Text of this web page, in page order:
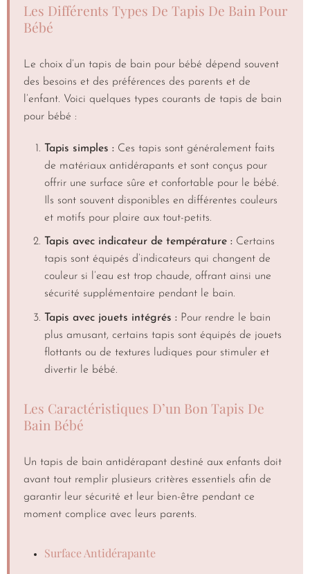
Les Différents Types De Tapis De Bain Pour
Bébé
Le choix d’un tapis de bain pour bébé dépend souvent
des besoins et des préférences des parents et de
l’enfant. Voici quelques types courants de tapis de bain
pour bébé :
Tapis simples : Ces tapis sont généralement faits
de matériaux antidérapants et sont conçus pour
offrir une surface sûre et confortable pour le bébé.
Ils sont souvent disponibles en différentes couleurs
et motifs pour plaire aux tout-petits.
Tapis avec indicateur de température : Certains
tapis sont équipés d’indicateurs qui changent de
couleur si l’eau est trop chaude, offrant ainsi une
sécurité supplémentaire pendant le bain.
Tapis avec jouets intégrés : Pour rendre le bain
plus amusant, certains tapis sont équipés de jouets
flottants ou de textures ludiques pour stimuler et
divertir le bébé.
Les Caractéristiques D’un Bon Tapis De
Bain Bébé
Un tapis de bain antidérapant destiné aux enfants doit
avant tout remplir plusieurs critères essentiels afin de
garantir leur sécurité et leur bien-être pendant ce
moment complice avec leurs parents.
Surface Antidérapante